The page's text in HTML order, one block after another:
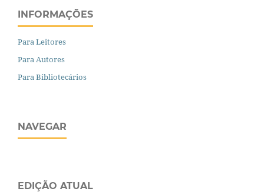
INFORMAÇÕES
Para Leitores
Para Autores
Para Bibliotecários
NAVEGAR
EDIÇÃO ATUAL